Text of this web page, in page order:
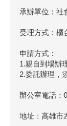
承辦單位：社
受理方式：櫃
申請方式：
1.親自到場辦
2.委託辦理，
辦公室電話：
地址：高雄市